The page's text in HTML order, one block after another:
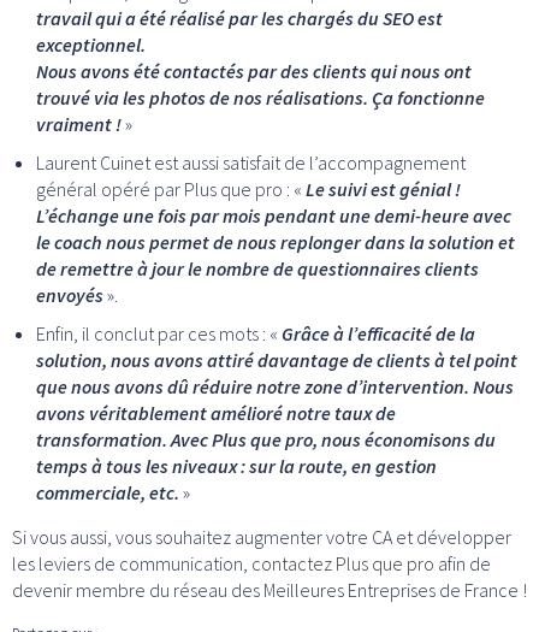
travail qui a été réalisé par les chargés du SEO est
exceptionnel.
Nous avons été contactés par des clients qui nous ont
trouvé via les photos de nos réalisations. Ça fonctionne
vraiment !»
Laurent Cuinet est aussi satisfait de l’accompagnement
général opéré par Plus que pro : « Le suivi est génial !
L’échange une fois par mois pendant une demi-heure avec
le coach nous permet de nous replonger dans la solution et
de remettre à jour le nombre de questionnaires clients
envoyés».
Enfin, il conclut par ces mots : « Grâce à l’efficacité de la
solution, nous avons attiré davantage de clients à tel point
que nous avons dû réduire notre zone d’intervention. Nous
avons véritablement amélioré notre taux de
transformation. Avec Plus que pro, nous économisons du
temps à tous les niveaux : sur la route, en gestion
commerciale, etc. »
Si vous aussi, vous souhaitez augmenter votre CA et développer
les leviers de communication, contactez Plus que pro afin de
devenir membre du réseau des Meilleures Entreprises de France !